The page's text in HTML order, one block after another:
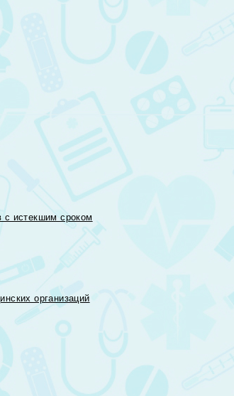
с истекшим сроком
организаций